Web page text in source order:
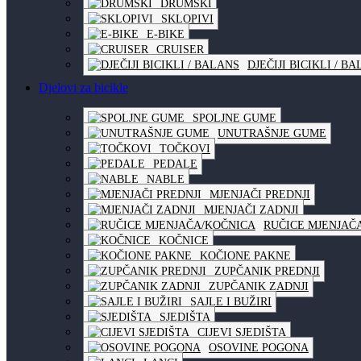
DRUMSKI
SKLOPIVI
E-BIKE
CRUISER
DJEČIJI BICIKLI /
Djelovi za bicikle
SPOLJNE GUME
UNUTRAŠNJE GUME
TOČKOVI
PEDALE
NABLE
MJENJAČI PREDNJI
MJENJAČI ZADNJI
RUČICE
KOČNICE
KOČIONE PAKNE
ZUPČANIK PREDNJI
ZUPČANIK ZADNJI
SAJLE I BUŽIRI
SJEDIŠTA
CIJEVI SJEDIŠTA
OSOVINE POGONA